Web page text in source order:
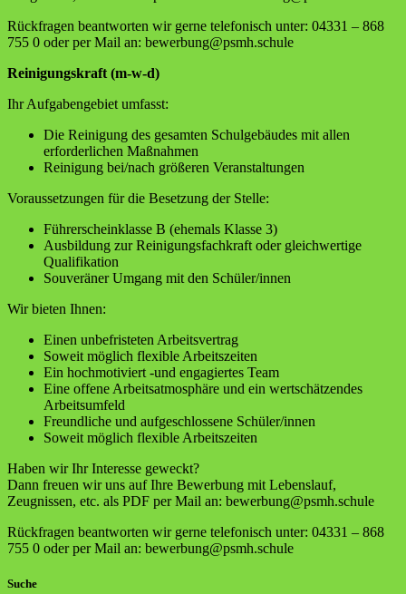
Rückfragen beantworten wir gerne telefonisch unter: 04331 – 868
755 0 oder per Mail an: bewerbung@psmh.schule
Reinigungskraft (m-w-d)
Ihr Aufgabengebiet umfasst:
Die Reinigung des gesamten Schulgebäudes mit allen
erforderlichen Maßnahmen
Reinigung bei/nach größeren Veranstaltungen
Voraussetzungen für die Besetzung der Stelle:
Führerscheinklasse B (ehemals Klasse 3)
Ausbildung zur Reinigungsfachkraft oder gleichwertige
Qualifikation
Souveräner Umgang mit den Schüler/innen
Wir bieten Ihnen:
Einen unbefristeten Arbeitsvertrag
Soweit möglich flexible Arbeitszeiten
Ein hochmotiviert -und engagiertes Team
Eine offene Arbeitsatmosphäre und ein wertschätzendes
Arbeitsumfeld
Freundliche und aufgeschlossene Schüler/innen
Soweit möglich flexible Arbeitszeiten
Haben wir Ihr Interesse geweckt?
Dann freuen wir uns auf Ihre Bewerbung mit Lebenslauf,
Zeugnissen, etc. als PDF per Mail an: bewerbung@psmh.schule
Rückfragen beantworten wir gerne telefonisch unter: 04331 – 868
755 0 oder per Mail an: bewerbung@psmh.schule
Suche